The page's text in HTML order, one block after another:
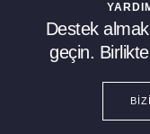
Destek
geçin.